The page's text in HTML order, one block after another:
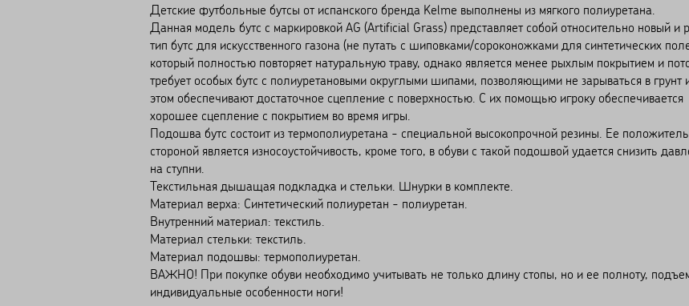
Детские футбольные бутсы от испанского бренда Kelme выполнены из мягкого полиуретана.
Данная модель бутс с маркировкой AG (Artificial Grass) представляет собой относительно новый и
тип бутс для искусственного газона (не путать с шиповками/сороконожками для синтетических
который полностью повторяет натуральную траву, однако является менее рыхлым покрытием и
требует особых бутс с полиуретановыми округлыми шипами, позволяющими не зарываться в грунт
этом обеспечивают достаточное сцепление с поверхностью. С их помощью игроку обеспечивается
хорошее сцепление с покрытием во время игры.
Подошва бутс состоит из термополиуретана - специальной высокопрочной резины. Ее
стороной является износоустойчивость, кроме того, в обуви с такой подошвой удается снизить
на ступни.
Текстильная дышащая подкладка и стельки. Шнурки в комплекте.
Материал верха: Синтетический полиуретан - полиуретан.
Внутренний материал: текстиль.
Материал стельки: текстиль.
Материал подошвы: термополиуретан.
ВАЖНО! При покупке обуви необходимо учитывать не только длину стопы, но и ее полноту,
индивидуальные особенности ноги!